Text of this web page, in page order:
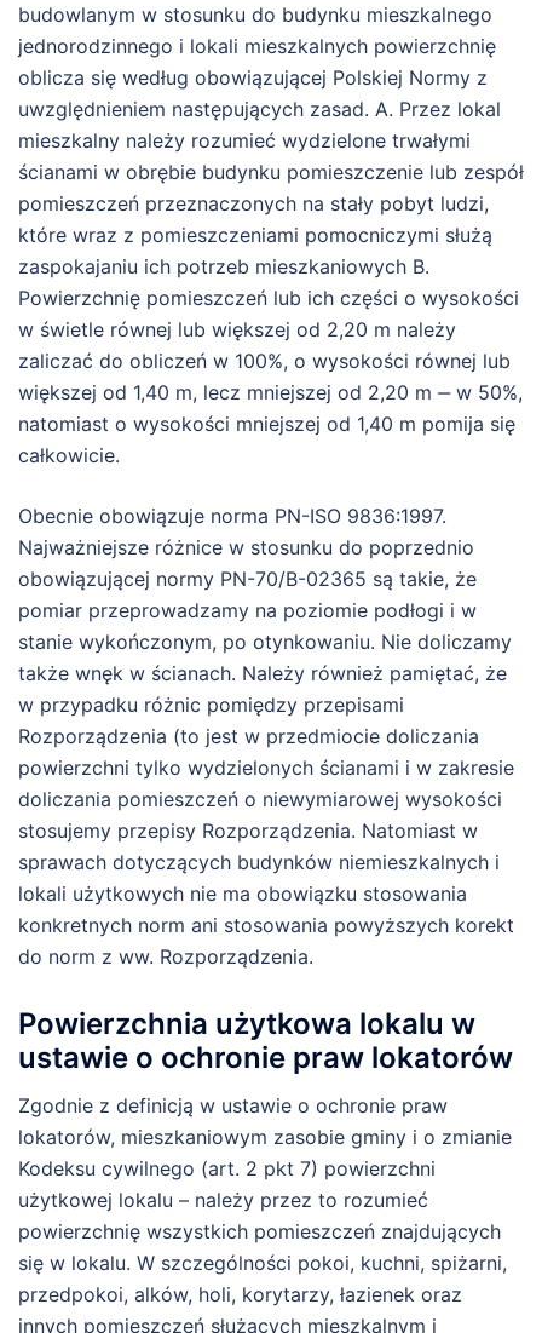
budowlanym w stosunku do budynku mieszkalnego
jednorodzinnego i lokali mieszkalnych powierzchnię
oblicza się według obowiązującej Polskiej Normy z
uwzględnieniem następujących zasad. A. Przez lokal
mieszkalny należy rozumieć wydzielone trwałymi
ścianami w obrębie budynku pomieszczenie lub zespół
pomieszczeń przeznaczonych na stały pobyt ludzi,
które wraz z pomieszczeniami pomocniczymi służą
zaspokajaniu ich potrzeb mieszkaniowych B.
Powierzchnię pomieszczeń lub ich części o wysokości
w świetle równej lub większej od 2,20 m należy
zaliczać do obliczeń w 100%, o wysokości równej lub
większej od 1,40 m, lecz mniejszej od 2,20 m ‒ w 50%,
natomiast o wysokości mniejszej od 1,40 m pomija się
całkowicie.
Obecnie obowiązuje norma PN-ISO 9836:1997.
Najważniejsze różnice w stosunku do poprzednio
obowiązującej normy PN-70/B-02365 są takie, że
pomiar przeprowadzamy na poziomie podłogi i w
stanie wykończonym, po otynkowaniu. Nie doliczamy
także wnęk w ścianach. Należy również pamiętać, że
w przypadku różnic pomiędzy przepisami
Rozporządzenia (to jest w przedmiocie doliczania
powierzchni tylko wydzielonych ścianami i w zakresie
doliczania pomieszczeń o niewymiarowej wysokości
stosujemy przepisy Rozporządzenia. Natomiast w
sprawach dotyczących budynków niemieszkalnych i
lokali użytkowych nie ma obowiązku stosowania
konkretnych norm ani stosowania powyższych korekt
do norm z ww. Rozporządzenia.
Powierzchnia użytkowa lokalu w
ustawie o ochronie praw lokatorów
Zgodnie z definicją w ustawie o ochronie praw
lokatorów, mieszkaniowym zasobie gminy i o zmianie
Kodeksu cywilnego (art. 2 pkt 7) powierzchni
użytkowej lokalu – należy przez to rozumieć
powierzchnię wszystkich pomieszczeń znajdujących
się w lokalu. W szczególności pokoi, kuchni, spiżarni,
przedpokoi, alków, holi, korytarzy, łazienek oraz
innych pomieszczeń służących mieszkalnym i